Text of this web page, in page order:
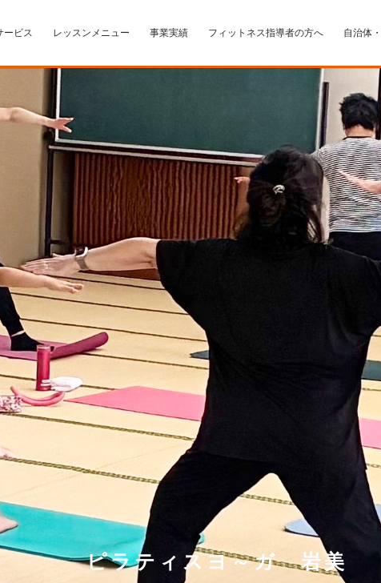
ービス レッスンメニュー 事業実績 フィットネス指導者の方へ 自治体
ピラティスヨ～ガ 岩美